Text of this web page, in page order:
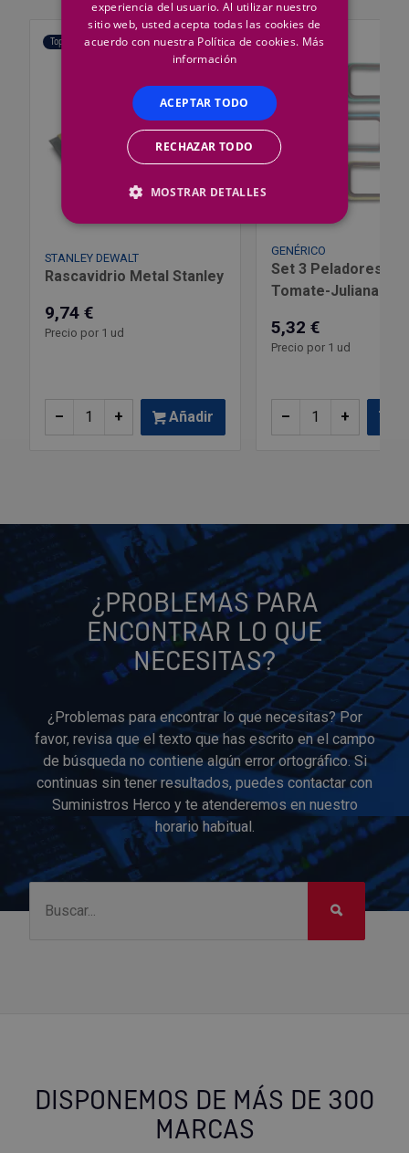
Top Ventas
STANLEY DEWALT
Rascavidrio Metal Stanley
9,74 €
Precio por 1 ud
+
– Añadir
Top Ventas
GENÉRICO
Set 3 Peladores
Tomate-Juliana
5,32 €
Precio por 1 ud
+
–
¿PROBLEMAS PARA
ENCONTRAR LO QUE
NECESITAS?
¿Problemas para encontrar lo que necesitas? Por
favor, revisa que el texto que has escrito en el campo
de búsqueda no contiene algún error ortográfico. Si
continuas sin tener resultados, puedes contactar con
Suministros Herco y te atenderemos en nuestro
horario habitual.
DISPONEMOS DE MÁS DE 300
MARCAS
experiencia del usuario. Al utilizar nuestro
sitio web, usted acepta todas las cookies de
acuerdo con nuestra Política de cookies. Más
información
ACEPTAR TODO
RECHAZAR TODO
MOSTRAR DETALLES